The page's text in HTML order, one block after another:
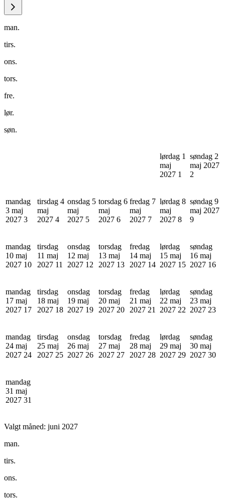
man.
tirs.
ons.
tors.
fre.
lør.
søn.
lørdag 1
maj
2027 1
søndag 2
maj 2027
2
mandag
3 maj
2027 3
tirsdag 4
maj
2027 4
onsdag 5
maj
2027 5
torsdag 6
maj
2027 6
fredag 7
maj
2027 7
lørdag 8
maj
2027 8
søndag 9
maj 2027
9
mandag
10 maj
2027 10
tirsdag
11 maj
2027 11
onsdag
12 maj
2027 12
torsdag
13 maj
2027 13
fredag
14 maj
2027 14
lørdag
15 maj
2027 15
søndag
16 maj
2027 16
mandag
17 maj
2027 17
tirsdag
18 maj
2027 18
onsdag
19 maj
2027 19
torsdag
20 maj
2027 20
fredag
21 maj
2027 21
lørdag
22 maj
2027 22
søndag
23 maj
2027 23
mandag
24 maj
2027 24
tirsdag
25 maj
2027 25
onsdag
26 maj
2027 26
torsdag
27 maj
2027 27
fredag
28 maj
2027 28
lørdag
29 maj
2027 29
søndag
30 maj
2027 30
mandag
31 maj
2027 31
Valgt måned: juni 2027
man.
tirs.
ons.
tors.